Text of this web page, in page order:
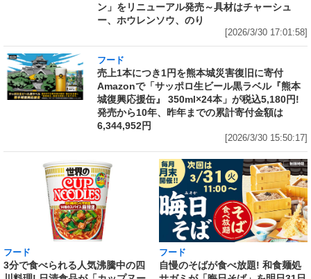
ン」をリニューアル発売～具材はチャーシュ
ー、ホウレンソウ、のり
[2026/3/30 17:01:58]
フード
売上1本につき1円を熊本城災害復旧に寄付
Amazonで「サッポロ生ビール黒ラベル『熊本
城復興応援缶』 350ml×24本」が税込5,180円!
発売から10年、昨年までの累計寄付金額は
6,344,952円
[2026/3/30 15:50:17]
フード
3分で食べられる人気沸騰中の四
フード
自慢のそばが食べ放題! 和食麺処